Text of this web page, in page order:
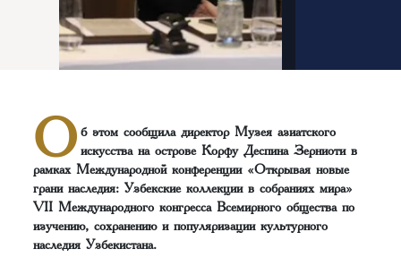
О б этом сообщила директор Музея азиатского
искусства на острове Корфу Деспина Зерниоти в
рамках Международной конференции «Открывая новые
грани наследия: Узбекские коллекции в собраниях мира»
VII Международного конгресса Всемирного общества по
изучению, сохранению и популяризации культурного
наследия Узбекистана.